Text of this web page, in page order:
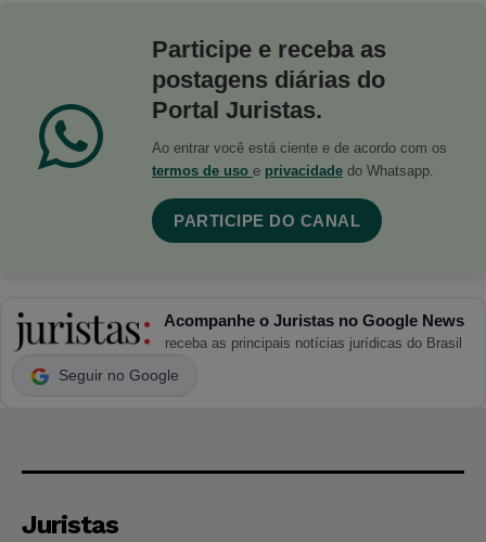
Participe e receba as
postagens diárias do
Portal Juristas.
Ao entrar você está ciente e de acordo com os
termos de uso e privacidade do Whatsapp.
PARTICIPE DO CANAL
Acompanhe o Juristas no Google News
receba as principais notícias jurídicas do Brasil
Seguir no Google
Juristas